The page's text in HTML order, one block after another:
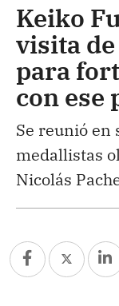
Keiko
visita
para
con ese
Se reunió en
medallistas
Nicolás